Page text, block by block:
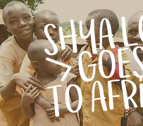
SHYA
TO